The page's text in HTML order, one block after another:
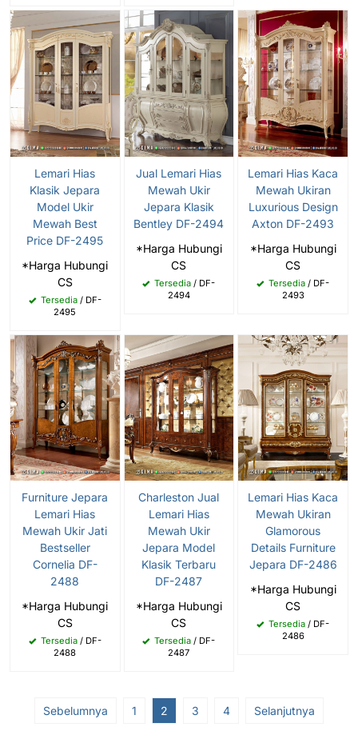
Lemari Hias
Klasik Jepara
Model Ukir
Mewah Best
Price DF-2495
*Harga Hubungi
CS
Tersedia/ DF-
2495
Jual Lemari Hias
Mewah Ukir
Jepara Klasik
Bentley DF-2494
*Harga Hubungi
CS
Tersedia / DF-
2494
Lemari Hias Kaca
Mewah Ukiran
Luxurious Design
Axton DF-2493
*Harga Hubungi
CS
Tersedia / DF-
2493
Furniture Jepara
Lemari Hias
Mewah Ukir Jati
Bestseller
Cornelia DF-
2488
*Harga Hubungi
CS
Tersedia/ DF-
2488
Charleston Jual
Lemari Hias
Mewah Ukir
Jepara Model
Klasik Terbaru
DF-2487
*Harga Hubungi
CS
Tersedia / DF-
2487
Lemari Hias Kaca
Mewah Ukiran
Glamorous
Details Furniture
Jepara DF-2486
*Harga Hubungi
CS
Tersedia / DF-
2486
Sebelumnya 1 2 3 4 Selanjutnya